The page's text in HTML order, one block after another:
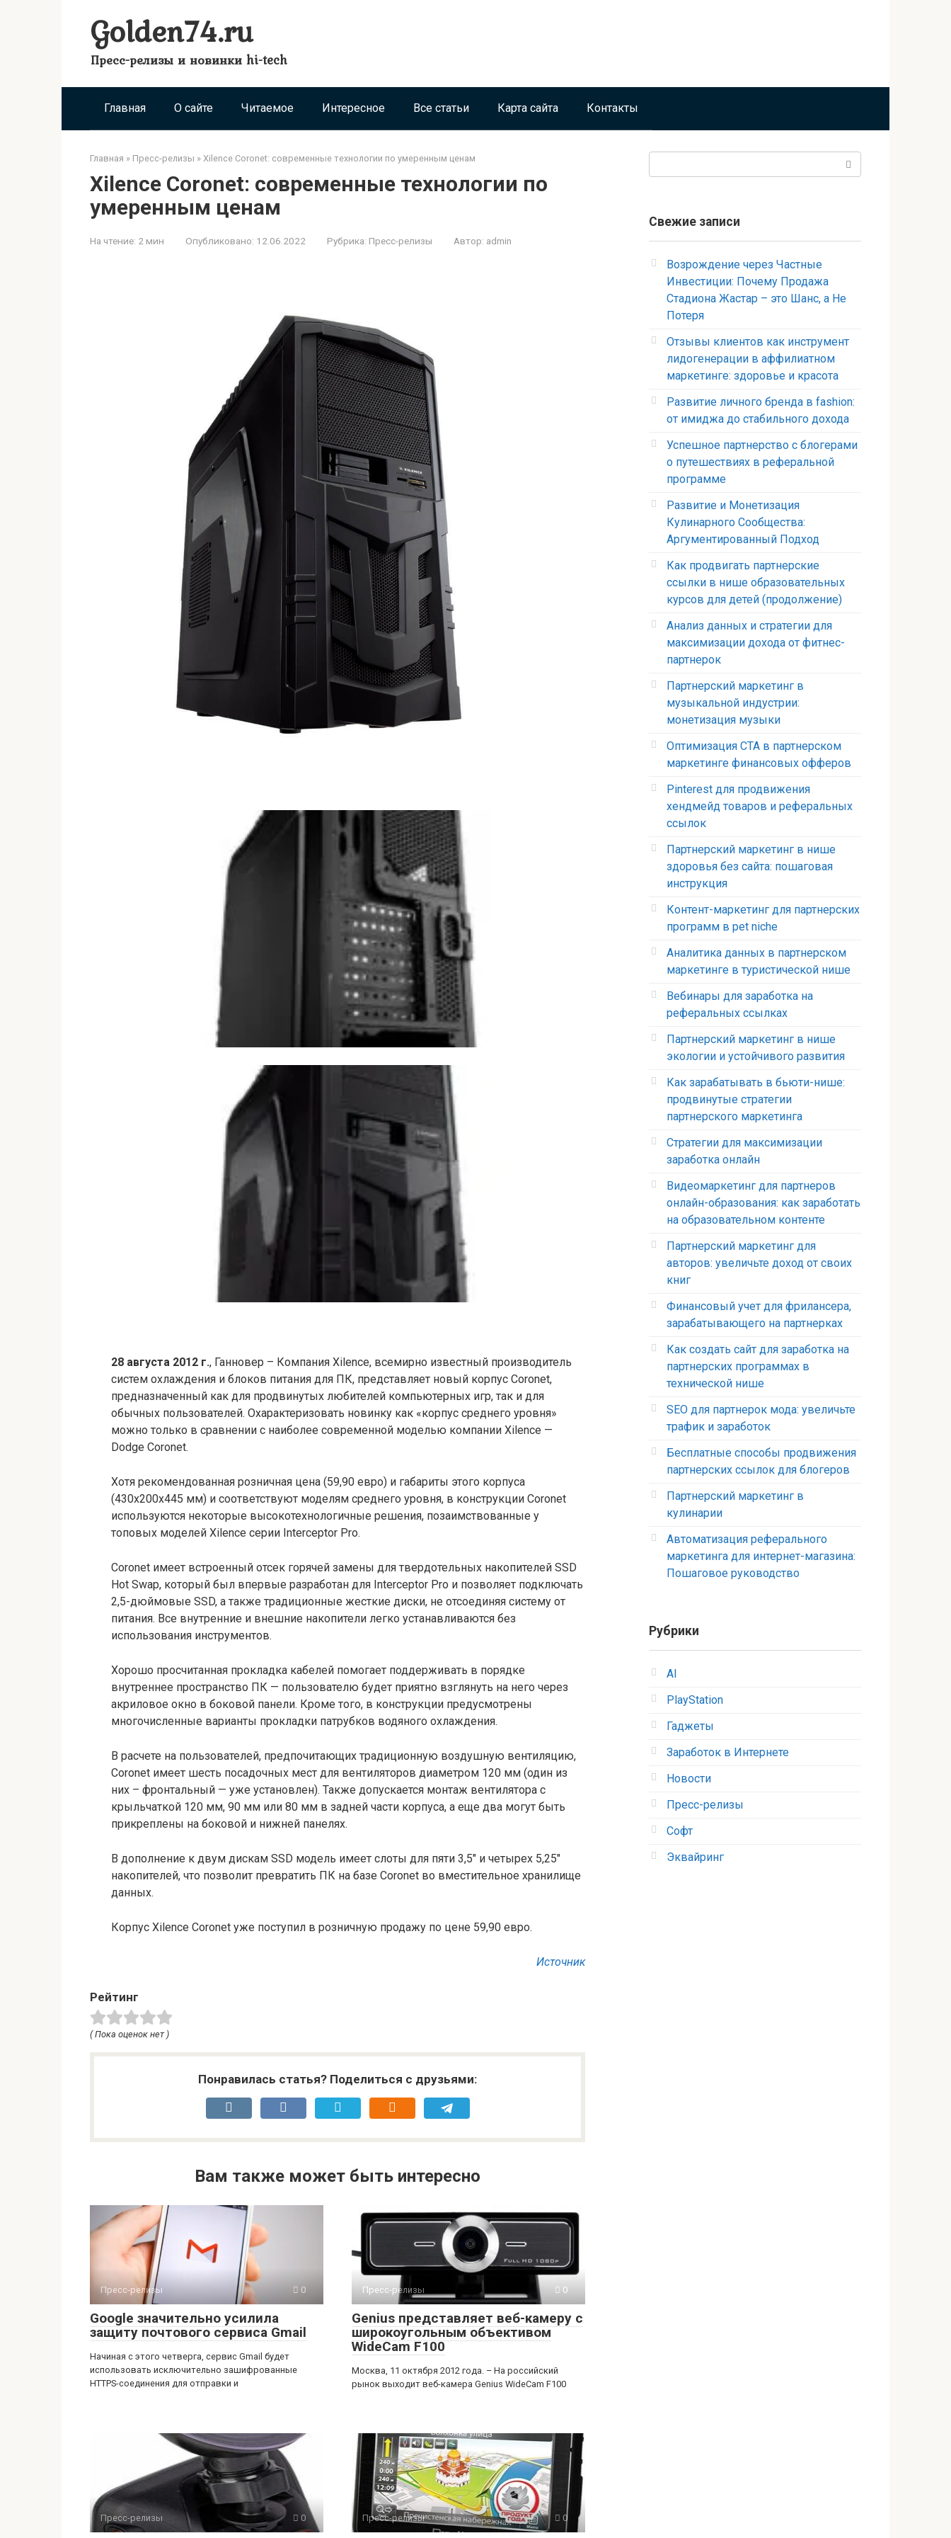
Golden74.ru
Пресс-релизы и новинки hi-tech
Главная О сайте Читаемое Интересное Все статьи Карта сайта Контакты
Главная » Пресс-релизы » Xilence Coronet: современные технологии по умеренным ценам
Xilence Coronet: современные технологии по
умеренным ценам
На чтение: 2 мин Опубликовано: 12.06.2022 Рубрика: Пресс-релизы Автор: admin
28 августа 2012 г., Ганновер – Компания Xilence, всемирно известный производитель
систем охлаждения и блоков питания для ПК, представляет новый корпус Coronet,
предназначенный как для продвинутых любителей компьютерных игр, так и для
обычных пользователей. Охарактеризовать новинку как «корпус среднего уровня»
можно только в сравнении с наиболее современной моделью компании Xilence —
Dodge Coronet.
Хотя рекомендованная розничная цена (59,90 евро) и габариты этого корпуса
(430х200х445 мм) и соответствуют моделям среднего уровня, в конструкции Coronet
используются некоторые высокотехнологичные решения, позаимствованные у
топовых моделей Xilence серии Interceptor Pro.
Coronet имеет встроенный отсек горячей замены для твердотельных накопителей SSD
Hot Swap, который был впервые разработан для Interceptor Pro и позволяет подключать
2,5-дюймовые SSD, а также традиционные жесткие диски, не отсоединяя систему от
питания. Все внутренние и внешние накопители легко устанавливаются без
использования инструментов.
Хорошо просчитанная прокладка кабелей помогает поддерживать в порядке
внутреннее пространство ПК — пользователю будет приятно взглянуть на него через
акриловое окно в боковой панели. Кроме того, в конструкции предусмотрены
многочисленные варианты прокладки патрубков водяного охлаждения.
В расчете на пользователей, предпочитающих традиционную воздушную вентиляцию,
Coronet имеет шесть посадочных мест для вентиляторов диаметром 120 мм (один из
них – фронтальный — уже установлен). Также допускается монтаж вентилятора с
крыльчаткой 120 мм, 90 мм или 80 мм в задней части корпуса, а еще два могут быть
прикреплены на боковой и нижней панелях.
В дополнение к двум дискам SSD модель имеет слоты для пяти 3,5″ и четырех 5,25″
накопителей, что позволит превратить ПК на базе Coronet во вместительное хранилище
данных.
Корпус Xilence Coronet уже поступил в розничную продажу по цене 59,90 евро.
Источник
Рейтинг
( Пока оценок нет )
Понравилась статья? Поделиться с друзьями:
Вам также может быть интересно
Пресс-релизы 0
Google значительно усилила
защиту почтового сервиса Gmail
Начиная с этого четверга, сервис Gmail будет
использовать исключительно зашифрованные
HTTPS-соединения для отправки и
Пресс-релизы 0
Genius представляет веб-камеру с
широкоугольным объективом
WideCam F100
Москва, 11 октября 2012 года. – На российский
рынок выходит веб-камера Genius WideCam F100
Пресс-релизы 0 Пресс-релизы 0
Свежие записи
Возрождение через Частные
Инвестиции: Почему Продажа
Стадиона Жастар – это Шанс, а Не
Потеря
Отзывы клиентов как инструмент
лидогенерации в аффилиатном
маркетинге: здоровье и красота
Развитие личного бренда в fashion:
от имиджа до стабильного дохода
Успешное партнерство с блогерами
о путешествиях в реферальной
программе
Развитие и Монетизация
Кулинарного Сообщества:
Аргументированный Подход
Как продвигать партнерские
ссылки в нише образовательных
курсов для детей (продолжение)
Анализ данных и стратегии для
максимизации дохода от фитнес-
партнерок
Партнерский маркетинг в
музыкальной индустрии:
монетизация музыки
Оптимизация CTA в партнерском
маркетинге финансовых офферов
Pinterest для продвижения
хендмейд товаров и реферальных
ссылок
Партнерский маркетинг в нише
здоровья без сайта: пошаговая
инструкция
Контент-маркетинг для партнерских
программ в pet niche
Аналитика данных в партнерском
маркетинге в туристической нише
Вебинары для заработка на
реферальных ссылках
Партнерский маркетинг в нише
экологии и устойчивого развития
Как зарабатывать в бьюти-нише:
продвинутые стратегии
партнерского маркетинга
Стратегии для максимизации
заработка онлайн
Видеомаркетинг для партнеров
онлайн-образования: как заработать
на образовательном контенте
Партнерский маркетинг для
авторов: увеличьте доход от своих
книг
Финансовый учет для фрилансера,
зарабатывающего на партнерках
Как создать сайт для заработка на
партнерских программах в
технической нише
SEO для партнерок мода: увеличьте
трафик и заработок
Бесплатные способы продвижения
партнерских ссылок для блогеров
Партнерский маркетинг в
кулинарии
Автоматизация реферального
маркетинга для интернет-магазина:
Пошаговое руководство
Рубрики
AI
PlayStation
Гаджеты
Заработок в Интернете
Новости
Пресс-релизы
Софт
Эквайринг